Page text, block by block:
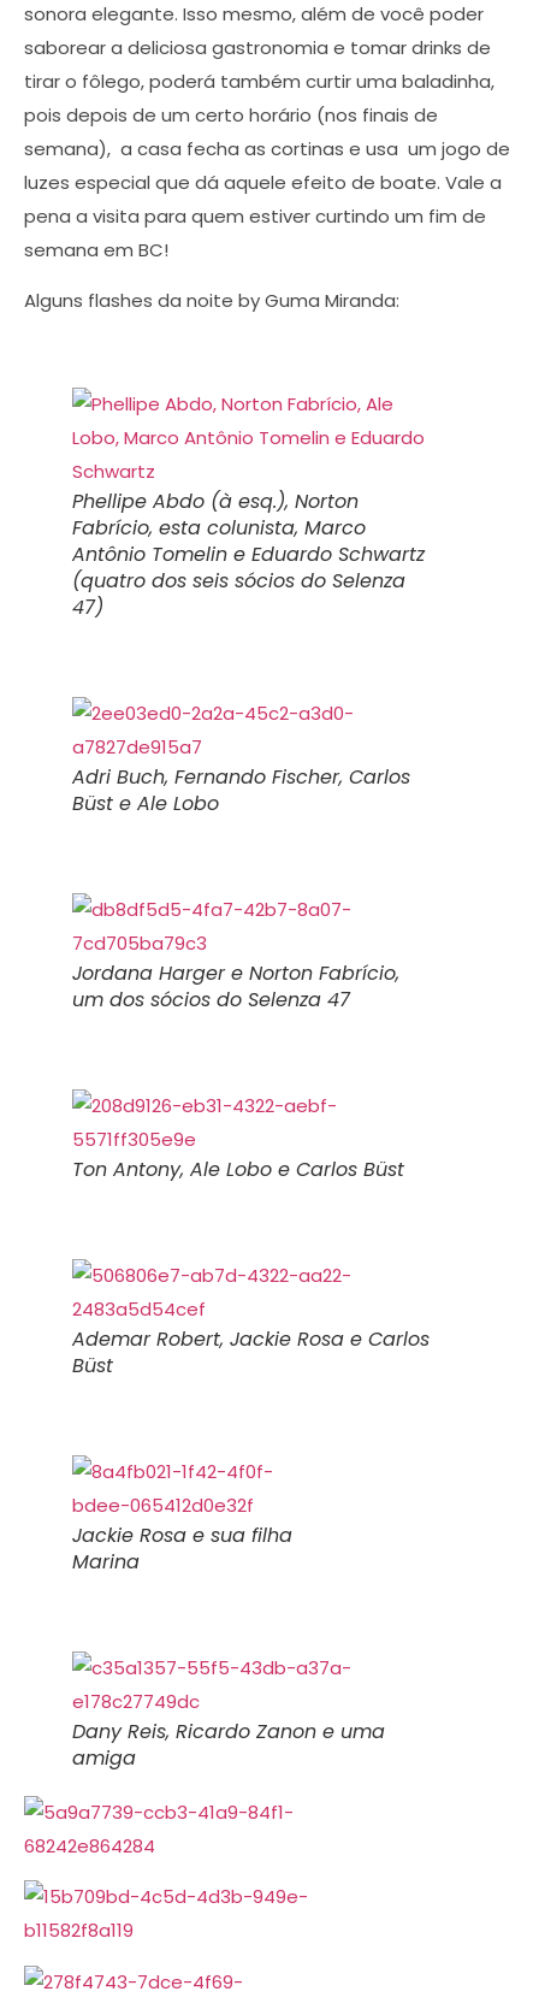
sonora elegante. Isso mesmo, além de você poder
saborear a deliciosa gastronomia e tomar drinks de
tirar o fôlego, poderá também curtir uma baladinha,
pois depois de um certo horário (nos finais de
semana), a casa fecha as cortinas e usa um jogo de
luzes especial que dá aquele efeito de boate. Vale a
pena a visita para quem estiver curtindo um fim de
semana em BC!
Alguns flashes da noite by Guma Miranda:
Phellipe Abdo (à esq.), Norton
Fabrício, esta colunista, Marco
Antônio Tomelin e Eduardo Schwartz
(quatro dos seis sócios do Selenza
47)
Adri Buch, Fernando Fischer, Carlos
Büst e Ale Lobo
Jordana Harger e Norton Fabrício,
um dos sócios do Selenza 47
Ton Antony, Ale Lobo e Carlos Büst
Ademar Robert, Jackie Rosa e Carlos
Büst
Jackie Rosa e sua filha
Marina
Dany Reis, Ricardo Zanon e uma
amiga